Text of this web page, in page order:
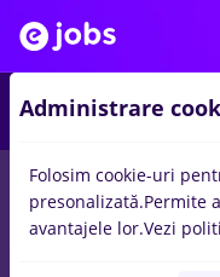
locuri de muncavertiv
experientainTransport
Administrare
Folosim cookie-uri
presonalizată.Permite
avantajele lor.Vezi